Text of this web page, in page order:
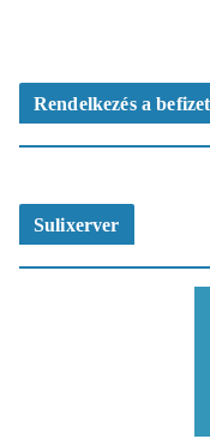
Rendelkezés a
Sulixerver